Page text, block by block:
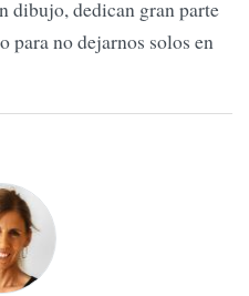
dibujo, dedican gran parte
para no dejarnos solos en